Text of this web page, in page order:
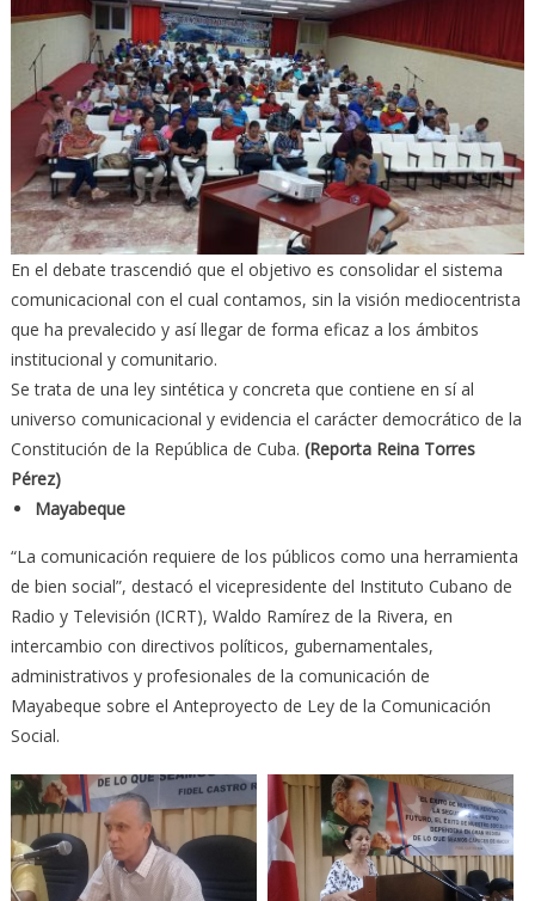
En el debate trascendió que el objetivo es consolidar el sistema
comunicacional con el cual contamos, sin la visión mediocentrista
que ha prevalecido y así llegar de forma eficaz a los ámbitos
institucional y comunitario.
Se trata de una ley sintética y concreta que contiene en sí al
universo comunicacional y evidencia el carácter democrático de la
Constitución de la República de Cuba. (Reporta Reina Torres
Pérez)
Mayabeque
“La comunicación requiere de los públicos como una herramienta
de bien social”, destacó el vicepresidente del Instituto Cubano de
Radio y Televisión (ICRT), Waldo Ramírez de la Rivera, en
intercambio con directivos políticos, gubernamentales,
administrativos y profesionales de la comunicación de
Mayabeque sobre el Anteproyecto de Ley de la Comunicación
Social.